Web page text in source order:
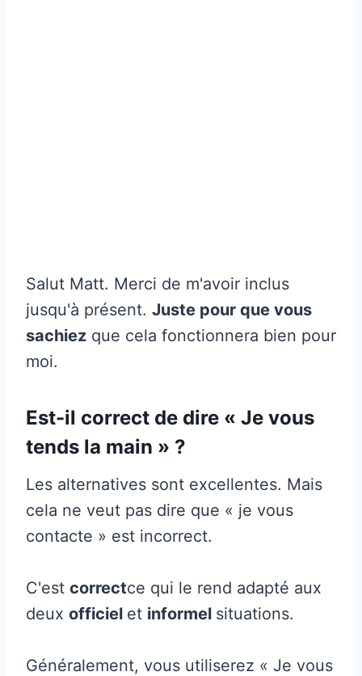
Salut Matt. Merci de m'avoir inclus
jusqu'à présent. Juste pour que vous
sachiez que cela fonctionnera bien pour
moi.
Est-il correct de dire « Je vous
tends la main » ?
Les alternatives sont excellentes. Mais
cela ne veut pas dire que « je vous
contacte » est incorrect.
C'est correctce qui le rend adapté aux
deux officiel et informel situations.
Généralement, vous utiliserez « Je vous